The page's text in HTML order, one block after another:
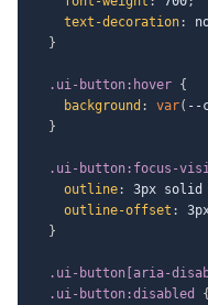
text-decoration:
}
.ui-button:hover {
background : var( --
}
.ui-button:focus-
outline: 3px solid
outline-offset :
}
.ui-button[aria-
  .ui-button:disabled
{